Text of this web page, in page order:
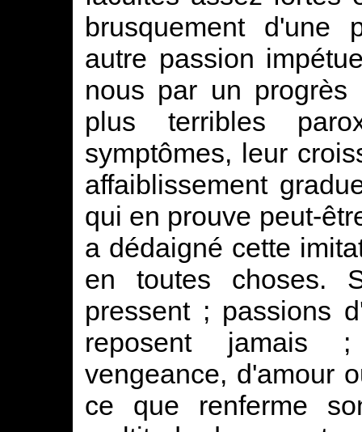
brusquement d'une
autre passion
nous par un
plus terribles
symptômes, leur
affaiblissement
qui en prouve peut-
a dédaigné cette
en toutes choses.
pressent ; passions
reposent jamais
vengeance, d'amour
ce que renferme